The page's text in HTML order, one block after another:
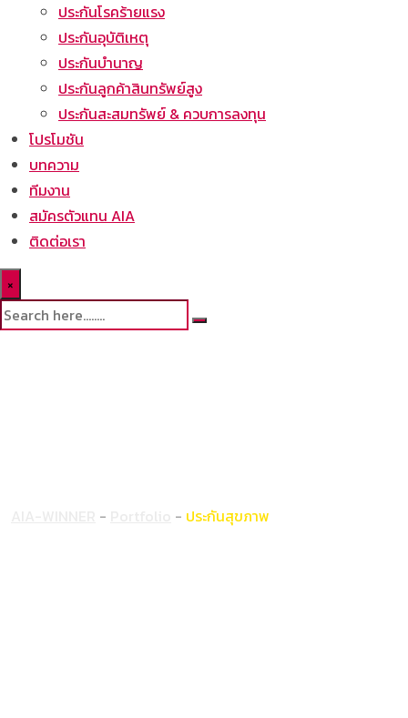
ประกันโรคร้ายแรง
ประกันอุบัติเหตุ
ประกันบำนาญ
ประกันลูกค้าสินทรัพย์สูง
ประกันสะสมทรัพย์ & ควบการลงทุน
โปรโมชัน
บทความ
ทีมงาน
สมัครตัวแทน AIA
ติดต่อเรา
×
- - ประกันสุขภาพ